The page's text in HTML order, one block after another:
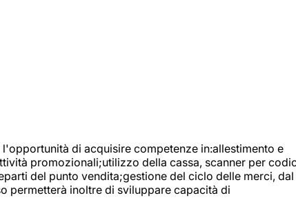
di acquisire competenze in:allestimento e
promozionali;utilizzo della cassa, scanner per
del punto vendita;gestione del ciclo delle merci, dal
permetterà inoltre di sviluppare capacità di